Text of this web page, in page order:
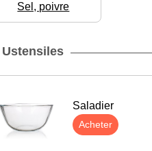
Sel, poivre
Ustensiles
Saladier
Acheter